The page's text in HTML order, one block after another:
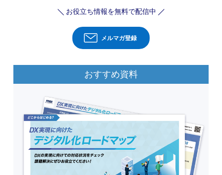
お役立ち情報を無料で配信中
メルマガ登録
おすすめ資料